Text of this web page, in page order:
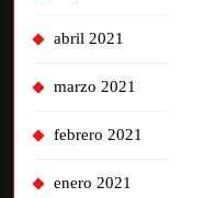
abril 2021
marzo 2021
febrero 2021
enero 2021